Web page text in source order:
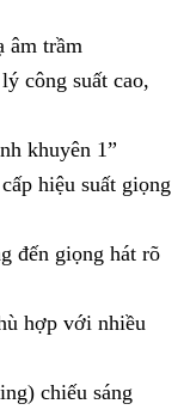
âm trầm
công suất cao,
khuyên 1”
hiệu suất giọng
đến giọng hát rõ
hợp với nhiều
chiếu sáng